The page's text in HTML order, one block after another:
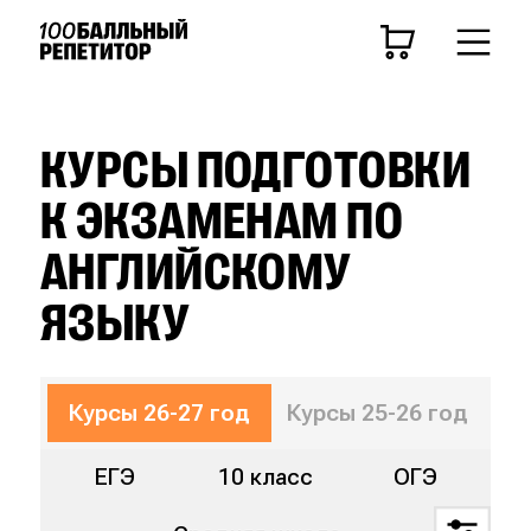
КУРСЫ ПОДГОТОВКИ
К ЭКЗАМЕНАМ ПО
АНГЛИЙСКОМУ
ЯЗЫКУ
Курсы 26-27 год Курсы 25-26 год
ЕГЭ 10 класс ОГЭ
ЦЕЛЬ
Средняя школа ЕГЭ ОГЭ
Курсы 26-27 год
КЛАСС
ПРЕДМЕТ